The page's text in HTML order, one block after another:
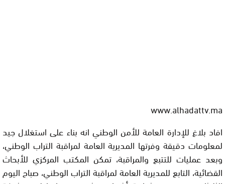
www.alhadattv.ma
افاد بلاغ للإدارة العامة للأمن الوطني انه بناء على استغلال جيد
لمعلومات دقيقة وفرتها المديرية العامة لمراقبة التراب الوطني،
وبعد عمليات للتتبع والمراقبة، تمكن المكتب المركزي للأبحاث
القضائية، التابع للمديرية العامة لمراقبة التراب الوطني، صباح اليوم